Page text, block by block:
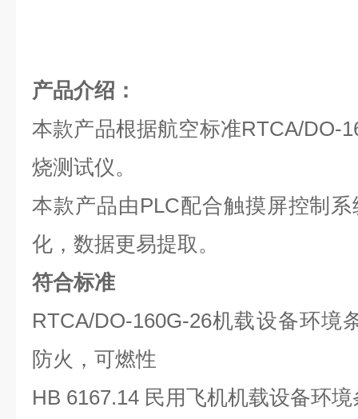
产品介绍：
本款产品根据航空标准RTCA/DO-
烧测试仪。
本款产品由PLC配合触摸屏控制
化，数据更易提取。
符合标准
RTCA/DO-160G-26机载设备环境
防火，可燃性
HB 6167.14 民用飞机机载设备环